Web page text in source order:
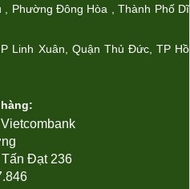
, Phường Đông Hòa , Thành Phố Dĩ
, P Linh Xuân, Quận Thủ Đức, TP Hồ
Đạt 236